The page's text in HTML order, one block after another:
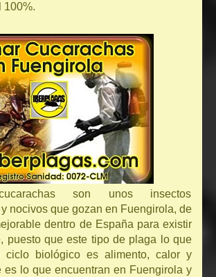
100%.
son unos insectos
nocivos que gozan en Fuengirola, de
dentro de España para existir
puesto que este tipo de plaga lo que
ciclo biológico es alimento, calor y
es lo que encuentran en Fuengirola y